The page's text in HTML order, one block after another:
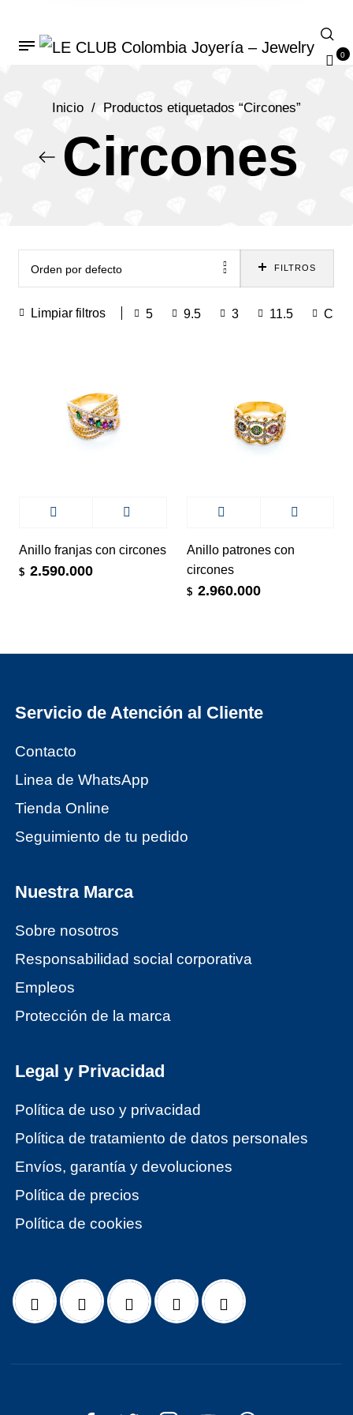
0
Inicio / Productos etiquetados “Circones”
Circones
Orden por defecto FILTROS
Limpiar filtros 5 9.5 3 11.5
Anillo franjas con circones
$ 2.590.000
Anillo patrones con
circones
$ 2.960.000
Servicio de Atención al Cliente
Contacto
Linea de WhatsApp
Tienda Online
Seguimiento de tu pedido
Nuestra Marca
Sobre nosotros
Responsabilidad social corporativa
Empleos
Protección de la marca
Legal y Privacidad
Política de uso y privacidad
Política de tratamiento de datos personales
Envíos, garantía y devoluciones
Política de precios
Política de cookies